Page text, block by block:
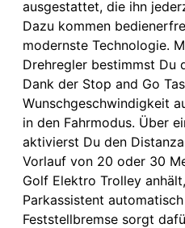
ausgestattet, die ihn
Dazu kommen
modernste Technologie.
Drehregler bestimmst Du
Dank der Stop and Go
Wunschgeschwindigkeit
in den Fahrmodus. Über
aktivierst Du den
Vorlauf von 20 oder 30
Golf Elektro Trolley
Parkassistent
Feststellbremse sorgt